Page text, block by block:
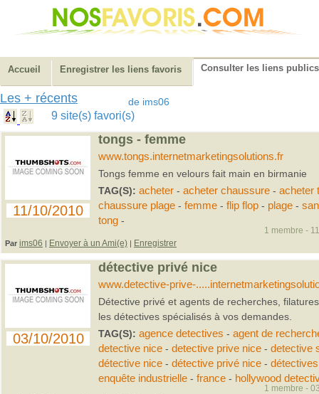
Accueil Enregistrer les liens favoris Consulter les liens publics
Les + récents de ims06
9 site(s) favori(s)
11/10/2010
tongs - femme
www.tongs.internetmarketingsolutions.fr
Tongs femme en velours fait main en birmanie
TAG(S): acheter- acheter chaussure- acheter
chaussure plage- femme- flip flop- plage-
tong-
Par ims06 | Envoyer à un Ami(e) | Enregistrer
1 membre -
03/10/2010
détective privé nice
www.detective-prive-
Détective privé et agents de recherches,
les détectives spécialisés à vos demandes.
TAG(S): agence detectives - agent de
detective nice- detective prive nice- detective
détective nice- détective privé nice- détectives
enquête industrielle- france- hollywood
1 membre -